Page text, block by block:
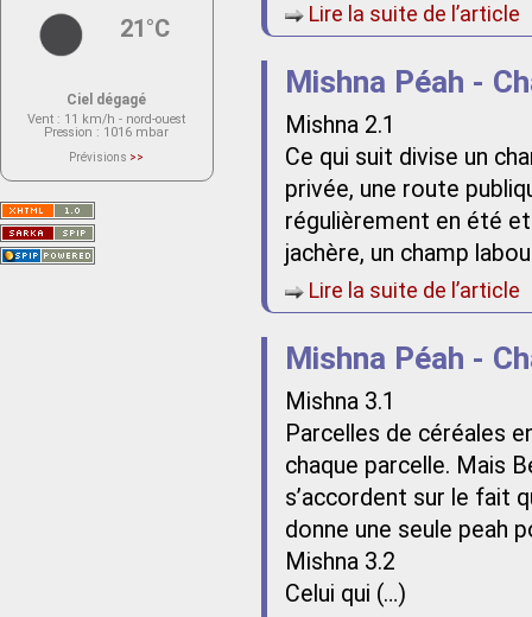
Lire la suite de l’article
Mishna Péah -
Mishna 2.1
Ce qui suit divise un
privée, une route
régulièrement en été
jachère, un champ
Lire la suite de l’article
Mishna Péah -
Mishna 3.1
Parcelles de céréales
chaque parcelle. Mais
s’accordent sur le fait
donne une seule peah
Mishna 3.2
Celui qui (…)
21°C
Ciel dégagé
Vent : 11 km/h - nord-ouest
Pression : 1016 mbar
Prévisions >>
actuellement aucune prévision
Saint-Nom.
Veuillez consulter le message du
service ci-dessous.
(401 - Invalid API key. Please see
https://openweathermap.org/faq#error401